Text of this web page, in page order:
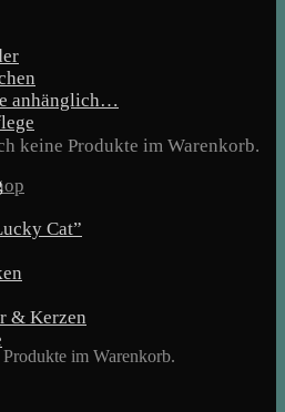
keine Produkte im Warenkorb.
im Warenkorb.
anhänglich…
Cat”
& Kerzen